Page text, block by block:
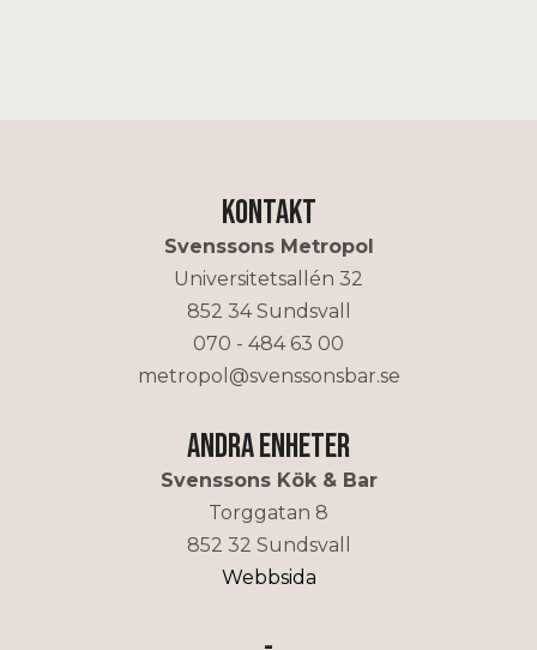
Kontakt
Svenssons Metropol
Universitetsallén 32
852 34 Sundsvall
070 - 484 63 00
metropol@svenssonsbar.se
Andra enheter
Svenssons Kök & Bar
Torggatan 8
852 32 Sundsvall
Webbsida